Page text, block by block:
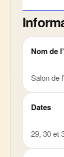
Nom de
Salon de
Dates
29, 30 et